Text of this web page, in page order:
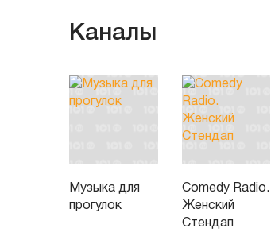
Каналы
Музыка для
прогулок
Comedy Radio.
Женский
Стендап